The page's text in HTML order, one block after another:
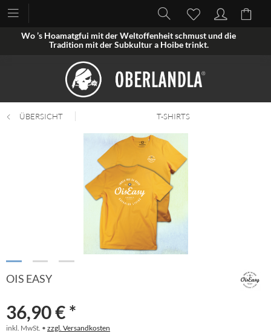
Wo ’s Hoamatgfui mit der Weltoffenheit schmust und die
Tradition mit der Subkultur a Hoibe trinkt.
ÜBERSICHT T-SHIRTS
OIS EASY
36,90 € *
inkl. MwSt. • zzgl. Versandkosten